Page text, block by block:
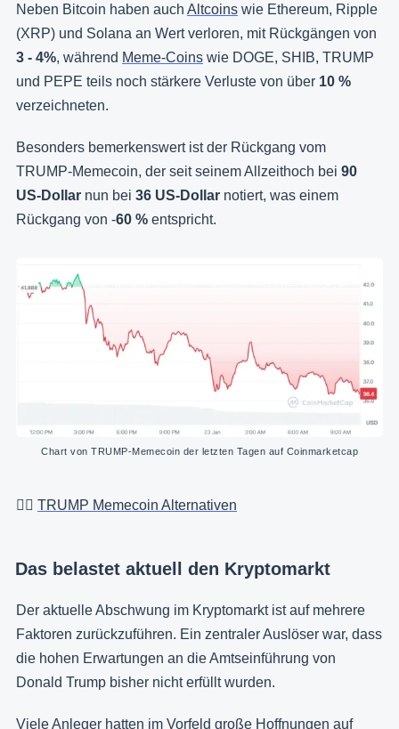
Neben Bitcoin haben auch Altcoins wie Ethereum, Ripple
(XRP) und Solana an Wert verloren, mit Rückgängen von
3 - 4%, während Meme-Coins wie DOGE, SHIB, TRUMP
und PEPE teils noch stärkere Verluste von über 10 %
verzeichneten.
Besonders bemerkenswert ist der Rückgang vom
TRUMP-Memecoin, der seit seinem Allzeithoch bei 90
US-Dollar nun bei 36 US-Dollar notiert, was einem
Rückgang von -60 % entspricht.
Chart von TRUMP-Memecoin der letzten Tagen auf Coinmarketcap
👉🏻 TRUMP Memecoin Alternativen
Das belastet aktuell den Kryptomarkt
Der aktuelle Abschwung im Kryptomarkt ist auf mehrere
Faktoren zurückzuführen. Ein zentraler Auslöser war, dass
die hohen Erwartungen an die Amtseinführung von
Donald Trump bisher nicht erfüllt wurden.
Viele Anleger hatten im Vorfeld große Hoffnungen auf